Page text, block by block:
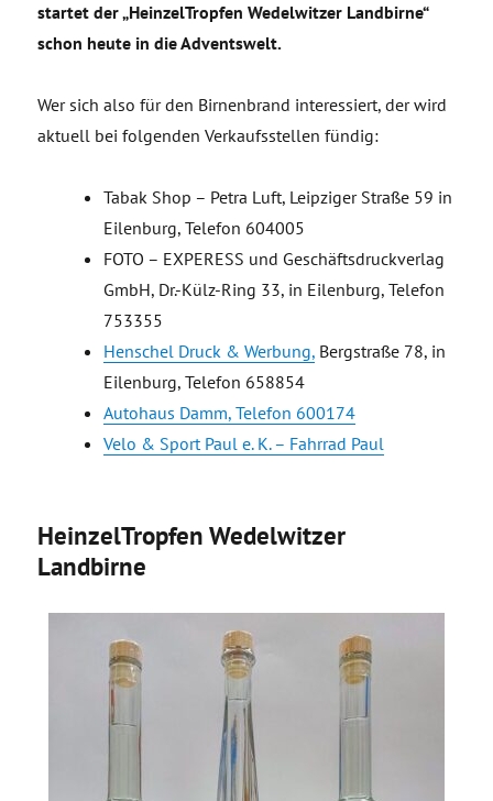
startet der „HeinzelTropfen Wedelwitzer Landbirne“
schon heute in die Adventswelt.
Wer sich also für den Birnenbrand interessiert, der wird
aktuell bei folgenden Verkaufsstellen fündig:
Tabak Shop – Petra Luft, Leipziger Straße 59 in
Eilenburg, Telefon 604005
FOTO – EXPERESS und Geschäftsdruckverlag
GmbH, Dr.-Külz-Ring 33, in Eilenburg, Telefon
753355
Henschel Druck & Werbung, Bergstraße 78, in
Eilenburg, Telefon 658854
Autohaus Damm, Telefon 600174
Velo & Sport Paul e. K. – Fahrrad Paul
HeinzelTropfen Wedelwitzer
Landbirne